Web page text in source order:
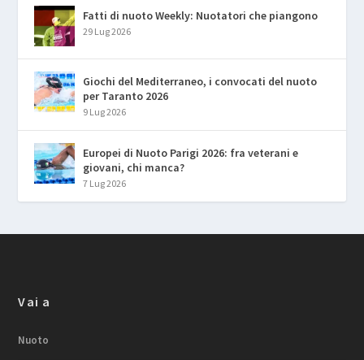
Fatti di nuoto Weekly: Nuotatori che piangono
29 Lug 2026
Giochi del Mediterraneo, i convocati del nuoto
per Taranto 2026
9 Lug 2026
Europei di Nuoto Parigi 2026: fra veterani e
giovani, chi manca?
7 Lug 2026
Vai a
Nuoto